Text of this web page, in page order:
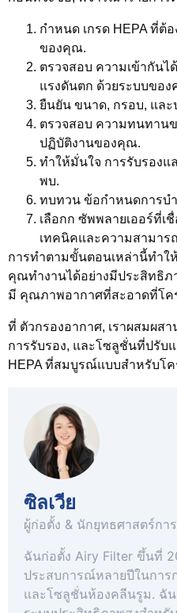
กำหนด เกรด HEPA ที่ต้อ
ของคุณ.
ตรวจสอบ ความเข้ากันไ
แรงดันตก ด้วยระบบขอ
ยืนยัน ขนาด, กรอบ, และ
ตรวจสอบ ความทนทาน
ปฏิบัติงานของคุณ.
ทำให้มั่นใจ การรับรองแ
พบ.
ทบทวน ข้อกำหนดการบ
เลือกก ซัพพลายเออร์ที่เ
เทคนิคและความสามาร
การทำตามขั้นตอนเหล่านี้ทำใ
คุณทำงานได้อย่างมีประสิทธิภ
มี คุณภาพอากาศที่สะอาดที่โค
ที่ ตัวกรองอากาศ, เราผสมผส
การรับรอง, และโซลูชั่นที่ปรับ
HEPA ที่สมบูรณ์แบบสำหรับโค
ซิลเวีย
ผู้ก่อตั้ง & นักยุทธศาสตร์กา
ฉันก่อตั้ง Airy Filter ขึ้นที่
ประสบการณ์หลายปีในการ
และโซลูชั่นห้องคลีนรูม. ฉั